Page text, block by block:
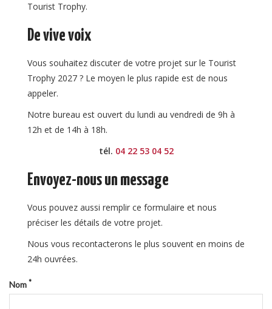
Tourist Trophy.
De vive voix
Vous souhaitez discuter de votre projet sur le Tourist
Trophy 2027 ? Le moyen le plus rapide est de nous
appeler.
Notre bureau est ouvert du lundi au vendredi de 9h à
12h et de 14h à 18h.
tél. 04 22 53 04 52
Envoyez-nous un message
Vous pouvez aussi remplir ce formulaire et nous
préciser les détails de votre projet.
Nous vous recontacterons le plus souvent en moins de
24h ouvrées.
Nom *